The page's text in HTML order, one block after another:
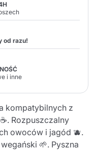
od razu!
i inne
kompatybilnych z
☕. Rozpuszczalny
owoców i jagód 🫐.
🌱. Pyszna